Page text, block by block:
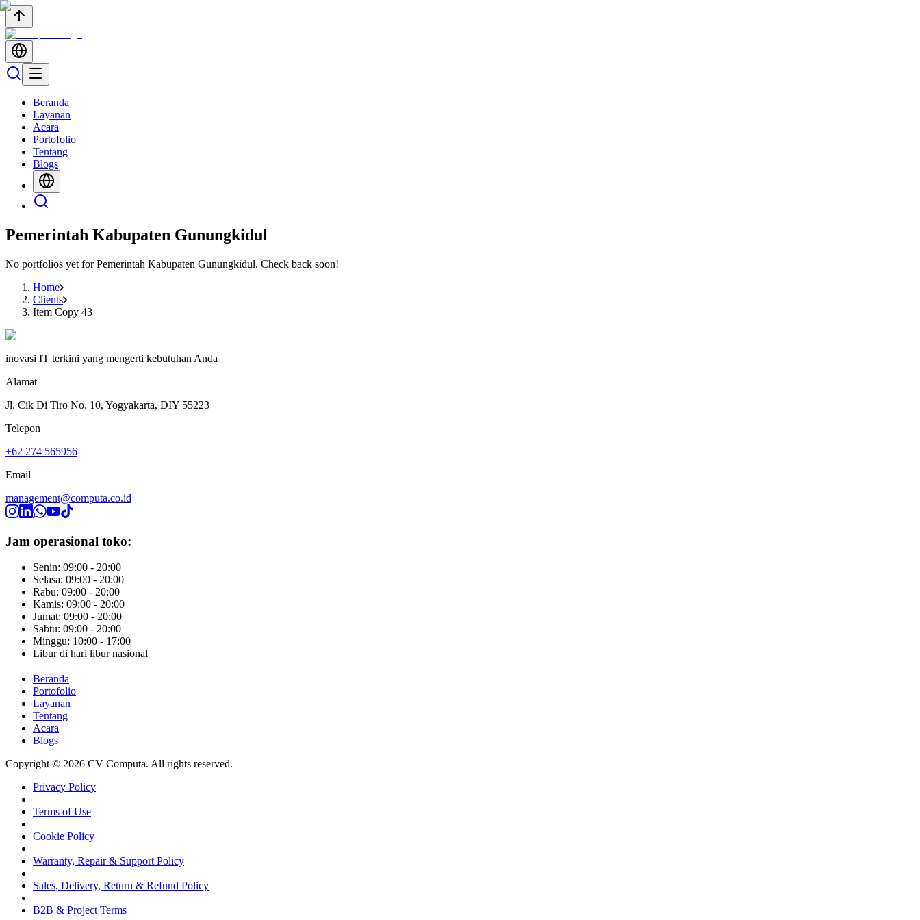
Beranda
Layanan
Acara
Portofolio
Tentang
Blogs
Pemerintah Kabupaten Gunungkidul
No portfolios yet forPemerintah Kabupaten Gunungkidul. Check back soon!
Home
Clients
Item Copy 43
inovasi IT terkini yang mengerti kebutuhan Anda
Alamat
Jl. Cik Di Tiro No. 10, Yogyakarta, DIY 55223
Telepon
+62 274 565956
Email
management@computa.co.id
Jam operasional toko:
Senin: 09:00 - 20:00
Selasa: 09:00 - 20:00
Rabu: 09:00 - 20:00
Kamis: 09:00 - 20:00
Jumat: 09:00 - 20:00
Sabtu: 09:00 - 20:00
Minggu: 10:00 - 17:00
Libur di hari libur nasional
Beranda
Portofolio
Layanan
Tentang
Acara
Blogs
Copyright © 2026 CV Computa. All rights reserved.
Privacy Policy
|
Terms of Use
|
Cookie Policy
|
Warranty, Repair & Support Policy
|
Sales, Delivery, Return & Refund Policy
|
B2B & Project Terms